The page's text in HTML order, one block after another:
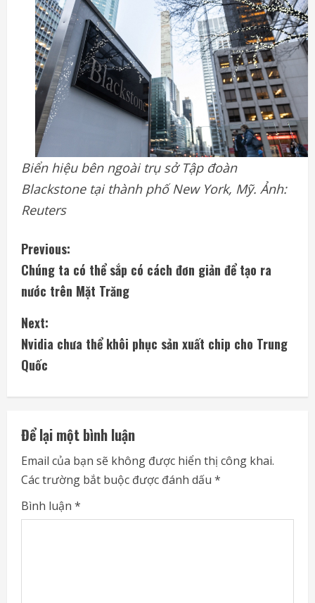
Biển hiệu bên ngoài trụ sở Tập đoàn
Blackstone tại thành phố New York, Mỹ. Ảnh:
Reuters
C
o
n
t
i
n
u
e
R
e
Previous:
Chúng ta có thể sắp có cách đơn giản để tạo ra
nước trên Mặt Trăng
Next:
Nvidia chưa thể khôi phục sản xuất chip cho Trung
Quốc
Để lại một bình luận
Email của bạn sẽ không được hiển thị công khai.
Các trường bắt buộc được đánh dấu *
Bình luận *